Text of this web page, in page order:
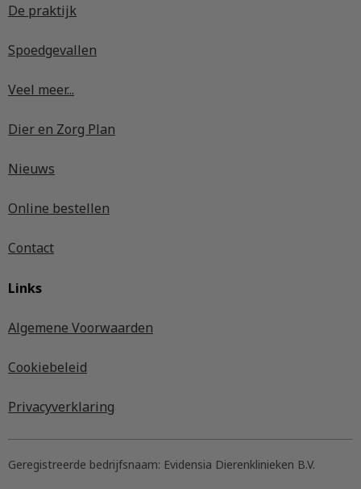
De praktijk
Spoedgevallen
Veel meer...
Dier en Zorg Plan
Nieuws
Online bestellen
Contact
Links
Algemene Voorwaarden
Cookiebeleid
Privacyverklaring
Geregistreerde bedrijfsnaam: Evidensia Dierenklinieken B.V.